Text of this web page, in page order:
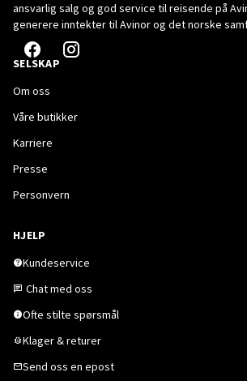
ansvarlig salg og god service til reisende på
generere inntekter til Avinor og det norske
SELSKAP
Om oss
Våre butikker
Karriere
Presse
Personvern
HJELP
Kundeservice
Chat med oss
Ofte stilte spørsmål
Klager & returer
Send oss en epost